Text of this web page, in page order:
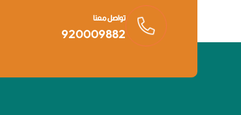
تواصل معنا
920009882